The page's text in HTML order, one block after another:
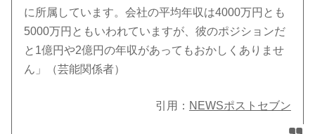
に所属しています。会社の平均年収は4000万円とも
5000万円ともいわれていますが、彼のポジションだ
と1億円や2億円の年収があってもおかしくありませ
ん」（芸能関係者）
引用： NEWSポストセブン